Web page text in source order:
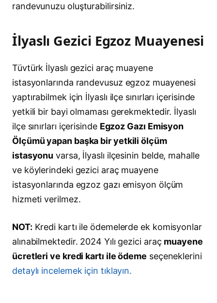
randevunuzu oluşturabilirsiniz.
İlyaslı Gezici Egzoz Muayenesi
Tüvtürk İlyaslı gezici araç muayene
istasyonlarında randevusuz egzoz muayenesi
yaptırabilmek için İlyaslı ilçe sınırları içerisinde
yetkili bir bayi olmaması gerekmektedir. İlyaslı
ilçe sınırları içerisinde Egzoz Gazı Emisyon
Ölçümü yapan başka bir yetkili ölçüm
istasyonu varsa, İlyaslı ilçesinin belde, mahalle
ve köylerindeki gezici araç muayene
istasyonlarında egzoz gazı emisyon ölçüm
hizmeti verilmez.
NOT: Kredi kartı ile ödemelerde ek komisyonlar
alınabilmektedir. 2024 Yılı gezici araç muayene
ücretleri ve kredi kartı ile ödeme seçeneklerini
detaylı incelemek için tıklayın.